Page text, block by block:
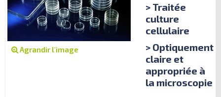
Agrandir l'image
> Traitée
culture
cellulaire
> Optiquement
claire et
appropriée à
la microscopie